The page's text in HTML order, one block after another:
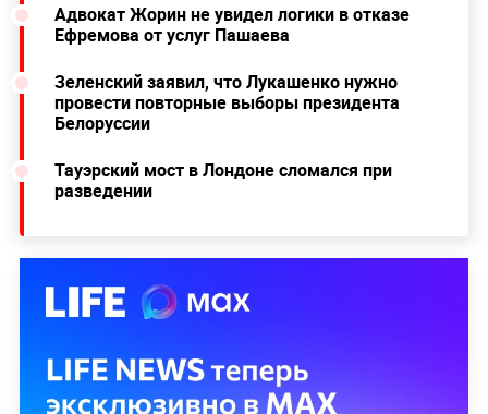
Адвокат Жорин не увидел логики в отказе
Ефремова от услуг Пашаева
Зеленский заявил, что Лукашенко нужно
провести повторные выборы президента
Белоруссии
Тауэрский мост в Лондоне сломался при
разведении